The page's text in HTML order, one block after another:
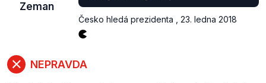
sedmý občan je debilní nebo dementní nebo
alkoholik. Zhruba polovina obyvatel této země má
podprůměrný intelekt. (...)
„ A já se domnívám, že je to právě ona slabá, leč
Zeman
Česko hledá prezidenta 23. ledna 2018
NEPRAVDA